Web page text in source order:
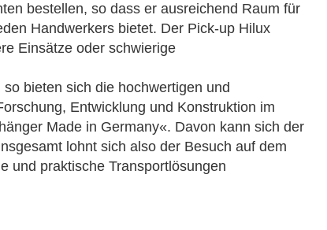
bestellen, so dass er ausreichend Raum für
Handwerkers bietet. Der Pick-up Hilux
Einsätze oder schwierige
bieten sich die hochwertigen und
Entwicklung und Konstruktion im
Made in Germany«. Davon kann sich der
lohnt sich also der Besuch auf dem
und praktische Transportlösungen